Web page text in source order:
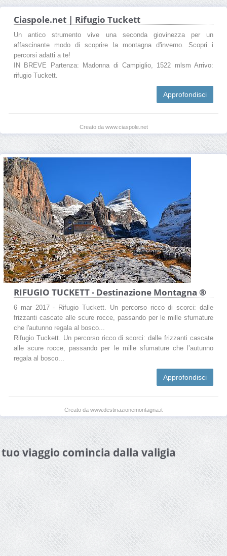
Ciaspole.net | Rifugio Tuckett
Un antico strumento vive una seconda giovinezza per un
affascinante modo di scoprire la montagna d'inverno. Scopri i
percorsi adatti a te!
IN BREVE Partenza: Madonna di Campiglio, 1522 mlsm Arrivo:
rifugio Tuckett.
Approfondisci
Creato da www.ciaspole.net
RIFUGIO TUCKETT - Destinazione Montagna ®
6 mar 2017 - Rifugio Tuckett. Un percorso ricco di scorci: dalle
frizzanti cascate alle scure rocce, passando per le mille sfumature
che l'autunno regala al bosco...
Rifugio Tuckett. Un percorso ricco di scorci: dalle frizzanti cascate
alle scure rocce, passando per le mille sfumature che l’autunno
regala al bosco...
Approfondisci
Creato da www.destinazionemontagna.it
viaggio comincia dalla valigia